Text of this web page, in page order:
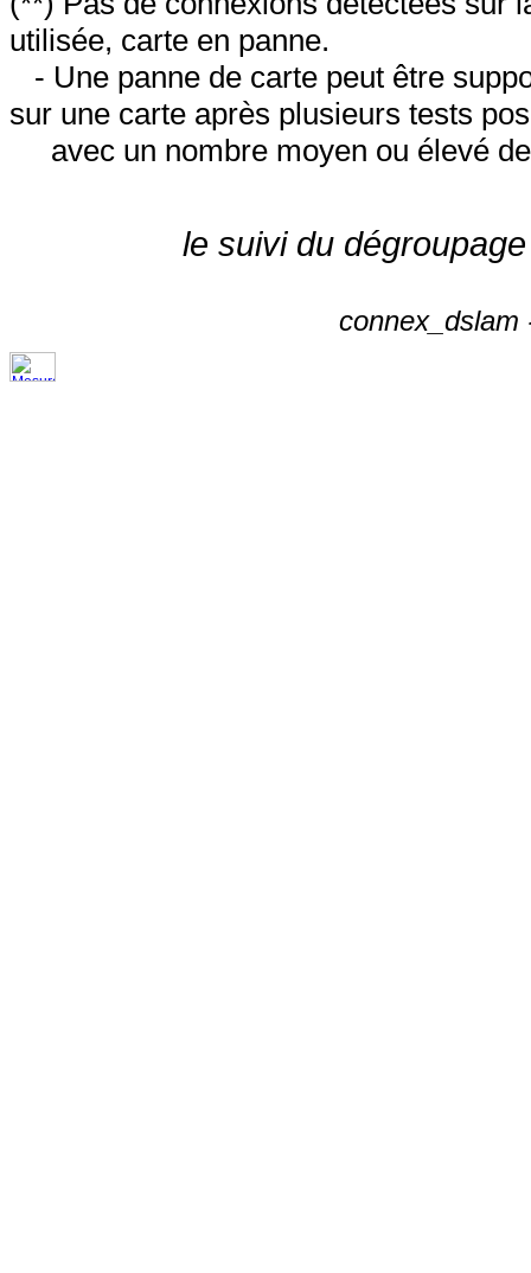
utilisée, carte en panne.
- Une panne de carte peut être
sur une carte après plusieurs tests
avec un nombre moyen ou élevé
le suivi du
connex_dslam